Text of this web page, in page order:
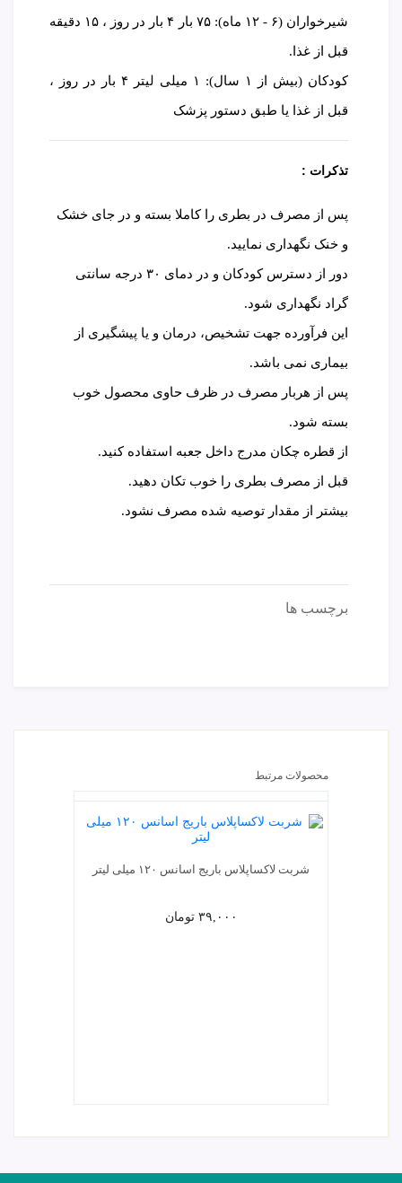
شیرخواران (۶ - ۱۲ ماه): ۷۵ بار ۴ بار در روز ، ۱۵ دقیقه
قبل از غذا.
کودکان (بیش از ۱ سال): ۱ میلی لیتر ۴ بار در روز ،
قبل از غذا یا طبق دستور پزشک
تذکرات :
پس از مصرف در بطری را کاملا بسته و در جای خشک
و خنک نگهداری نمایید.
دور از دسترس کودکان و در دمای ۳۰ درجه سانتی
گراد نگهداری شود.
این فرآورده جهت تشخیص، درمان و یا پیشگیری از
بیماری نمی باشد.
پس از هربار مصرف در ظرف حاوی محصول خوب
بسته شود.
از قطره چکان مدرج داخل جعبه استفاده کنید.
قبل از مصرف بطری را خوب تکان دهید.
بیشتر از مقدار توصیه شده مصرف نشود.
برچسب ها
محصولات مرتبط
شربت لاکساپلاس باریج اسانس ۱۲۰ میلی لیتر
۳۹,۰۰۰ تومان